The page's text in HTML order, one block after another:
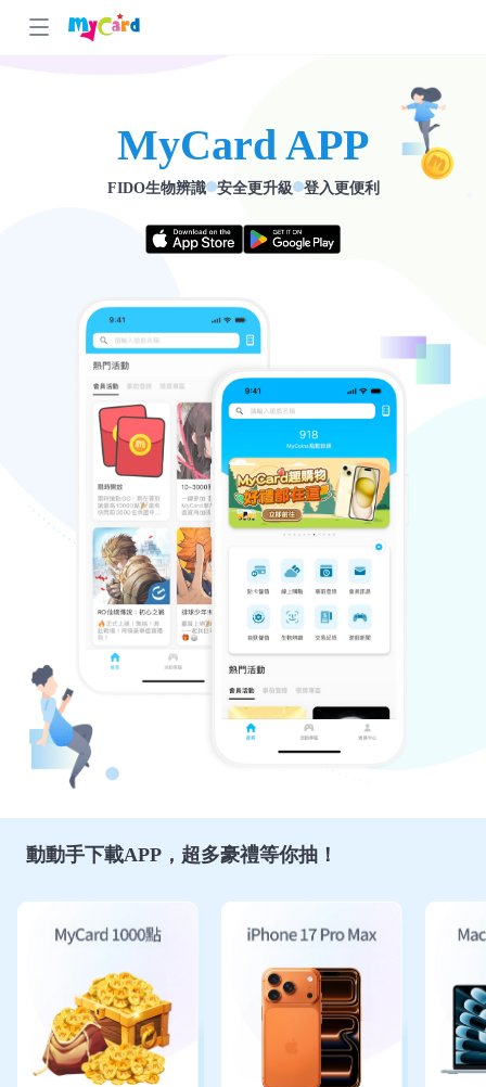
MyCard APP
FIDO生物辨識 安全更升級 登入更便利
動動手下載APP，超多豪禮等你抽！